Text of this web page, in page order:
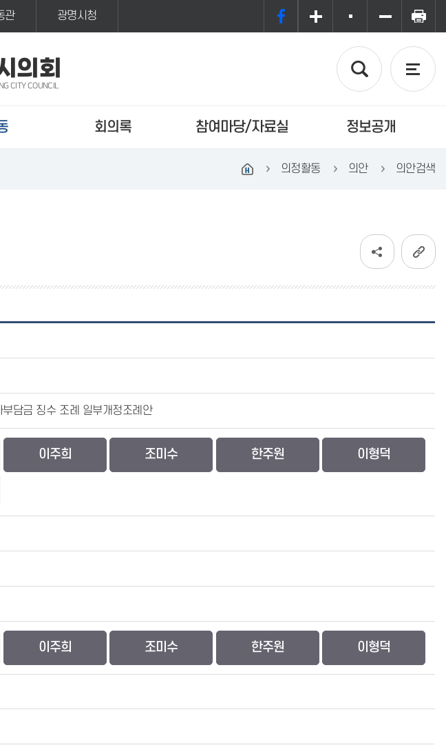
관 광명시청
의회
CITY COUNCIL
회의록 참여마당/자료실 정보공개
의정활동 의안 의안검색
담금 징수 조례 일부개정조례안
이주희 조미수 한주원 이형덕
이주희 조미수 한주원 이형덕